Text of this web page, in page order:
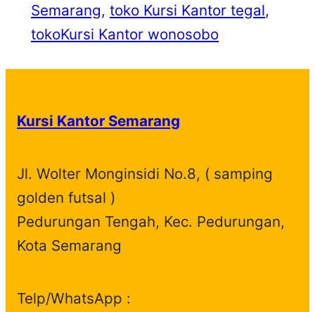
Semarang, toko Kursi Kantor tegal
tokoKursi Kantor wonosobo
Kursi Kantor Semarang
Jl. Wolter Monginsidi No.8, ( samping
golden futsal )
Pedurungan Tengah, Kec. Pedurungan,
Kota Semarang
Telp/WhatsApp :